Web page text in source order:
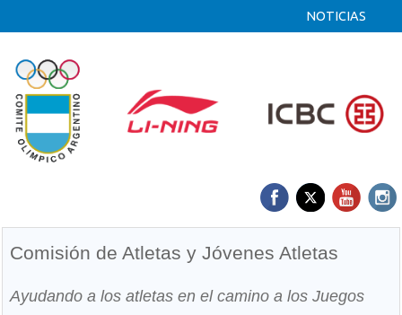
NOTICIAS
Comisión de Atletas y Jóvenes Atletas
Ayudando a los atletas en el camino a los Juegos